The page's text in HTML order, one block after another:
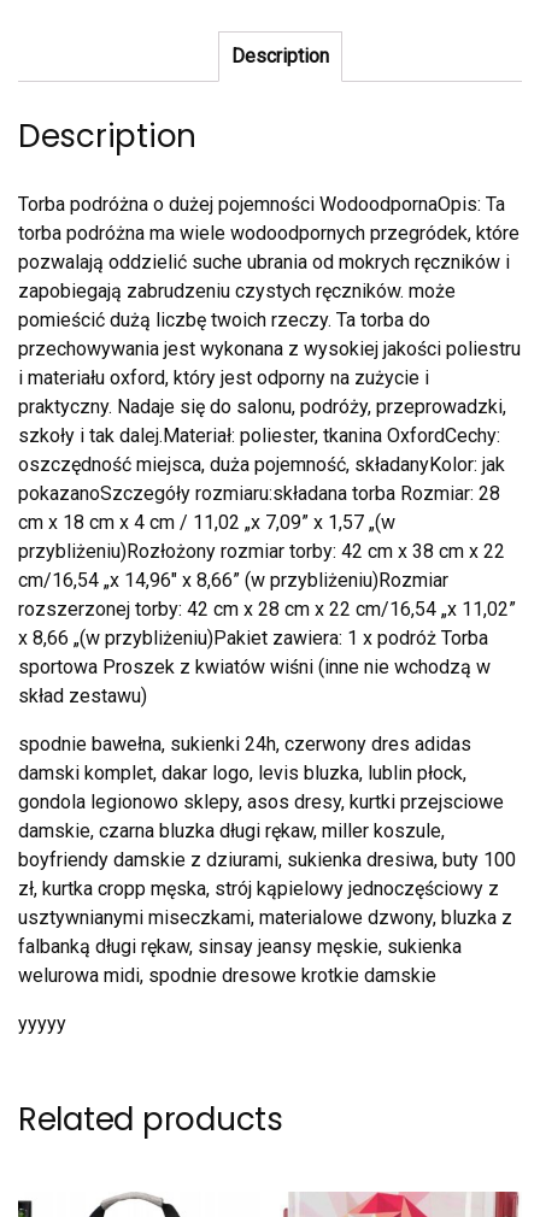
Description
Description
Torba podróżna o dużej pojemności WodoodpornaOpis: Ta
torba podróżna ma wiele wodoodpornych przegródek, które
pozwalają oddzielić suche ubrania od mokrych ręczników i
zapobiegają zabrudzeniu czystych ręczników. może
pomieścić dużą liczbę twoich rzeczy. Ta torba do
przechowywania jest wykonana z wysokiej jakości poliestru
i materiału oxford, który jest odporny na zużycie i
praktyczny. Nadaje się do salonu, podróży, przeprowadzki,
szkoły i tak dalej.Materiał: poliester, tkanina OxfordCechy:
oszczędność miejsca, duża pojemność, składanyKolor: jak
pokazanoSzczegóły rozmiaru:składana torba Rozmiar: 28
cm x 18 cm x 4 cm / 11,02 „x 7,09” x 1,57 „(w
przybliżeniu)Rozłożony rozmiar torby: 42 cm x 38 cm x 22
cm/16,54 „x 14,96″ x 8,66” (w przybliżeniu)Rozmiar
rozszerzonej torby: 42 cm x 28 cm x 22 cm/16,54 „x 11,02”
x 8,66 „(w przybliżeniu)Pakiet zawiera: 1 x podróż Torba
sportowa Proszek z kwiatów wiśni (inne nie wchodzą w
skład zestawu)
spodnie bawełna, sukienki 24h, czerwony dres adidas
damski komplet, dakar logo, levis bluzka, lublin płock,
gondola legionowo sklepy, asos dresy, kurtki przejsciowe
damskie, czarna bluzka długi rękaw, miller koszule,
boyfriendy damskie z dziurami, sukienka dresiwa, buty 100
zł, kurtka cropp męska, strój kąpielowy jednoczęściowy z
usztywnianymi miseczkami, materialowe dzwony, bluzka z
falbanką długi rękaw, sinsay jeansy męskie, sukienka
welurowa midi, spodnie dresowe krotkie damskie
yyyyy
Related products